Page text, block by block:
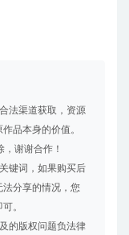
法渠道获取，资源
品本身的价值。
谢谢合作！
键词，如果购买后
法分享的情况，您
。
的版权问题负法律